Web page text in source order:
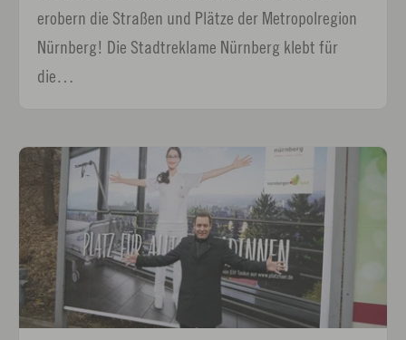
erobern die Straßen und Plätze der Metropolregion
Nürnberg! Die Stadtreklame Nürnberg klebt für
die…